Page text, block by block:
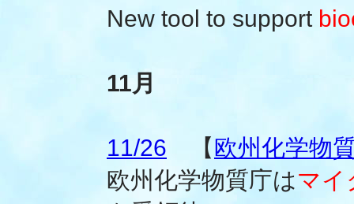
New tool to support
11月
11/26 【欧州化学物
欧州化学物質庁はマイ